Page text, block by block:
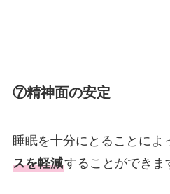
⑦精神面の安定
睡眠を十分にとることによ
スを軽減することができま